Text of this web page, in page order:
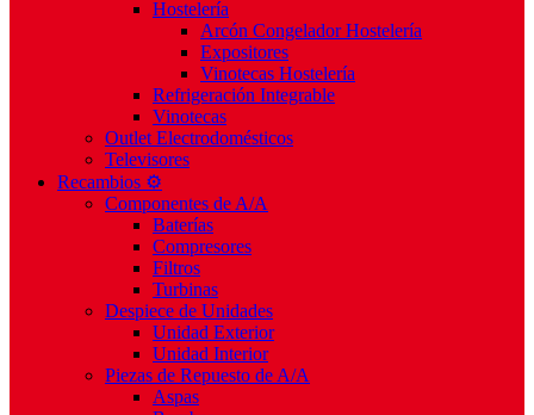
Hostelería
Arcón Congelador Hostelería
Expositores
Vinotecas Hostelería
Refrigeración Integrable
Vinotecas
Outlet Electrodomésticos
Televisores
Recambios ⚙️
Componentes de A/A
Baterías
Compresores
Filtros
Turbinas
Despiece de Unidades
Unidad Exterior
Unidad Interior
Piezas de Repuesto de A/A
Aspas